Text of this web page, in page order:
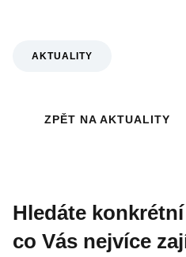
AKTUALITY
ZPĚT NA AKTUALITY
Hledáte
co Vás nejvíce